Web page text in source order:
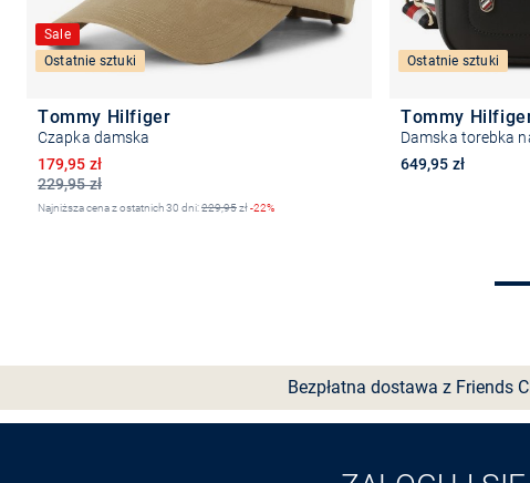
Sale
Ostatnie sztuki
Tommy Hilfiger
Czapka damska
229,95 zł
Obniżona cena
179,95 zł
Najniższa cena z ostatnich 30 dni:229,95zł-22%
Ostatnie sztuki
Tommy
Damska torebka
649,95 zł
Bezpłatna dostawa z Friends